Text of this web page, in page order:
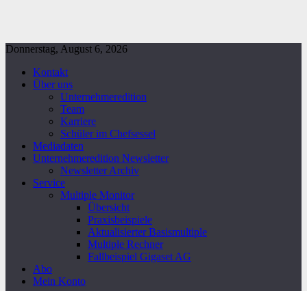
Donnerstag, August 6, 2026
Kontakt
Über uns
Unternehmeredition
Team
Karriere
Schüler im Chefsessel
Mediadaten
Unternehmeredition Newsletter
Newsletter Archiv
Service
Multiple Monitor
Übersicht
Praxisbeispiele
Aktualisierter Basismultiple
Multiple Rechner
Fallbeispiel Gigaset AG
Abo
Mein Konto